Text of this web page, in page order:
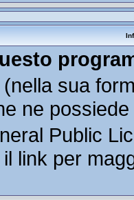
sua
ne
Public
link per